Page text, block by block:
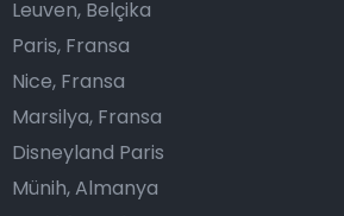
Leuven, Belçika
Paris, Fransa
Nice, Fransa
Marsilya, Fransa
Disneyland Paris
Münih, Almanya